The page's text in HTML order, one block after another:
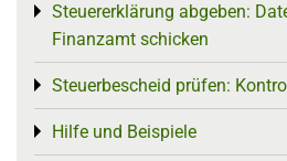
Steuererklärung abgeben:
Finanzamt schicken
Toggle menu
Steuerbescheid prüfen:
Toggle menu
Hilfe und Beispiele
Toggle menu